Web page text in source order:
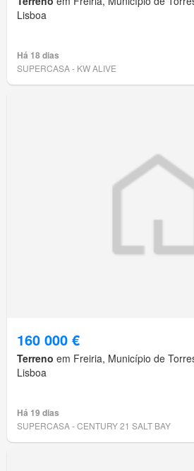
Lisboa
Há 18 dias
SUPERCASA - KW ALIVE
160 000 €
Terreno em Freiria, Município de
Lisboa
Há 19 dias
SUPERCASA - CENTURY 21 SALT BAY